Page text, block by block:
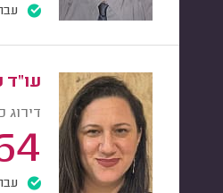
עו"ד
דירוג